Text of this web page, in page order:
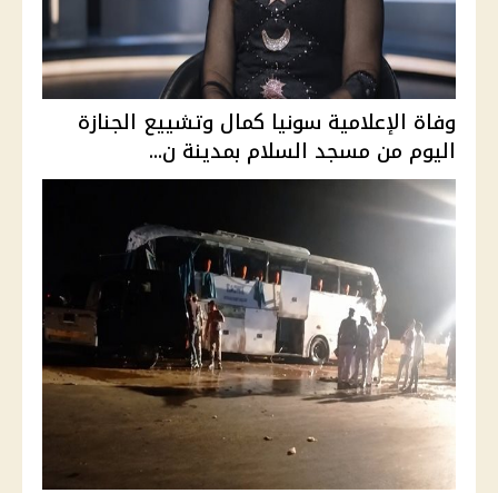
وفاة الإعلامية سونيا كمال وتشييع الجنازة
اليوم من مسجد السلام بمدينة ن...